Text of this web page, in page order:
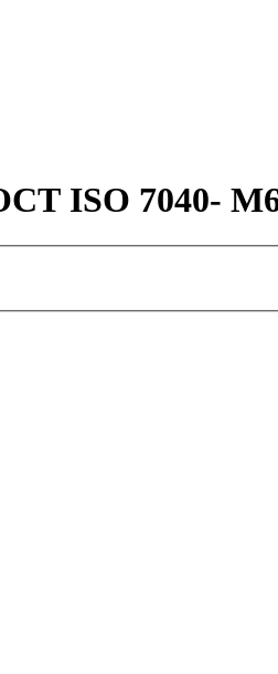
ISO 7040-